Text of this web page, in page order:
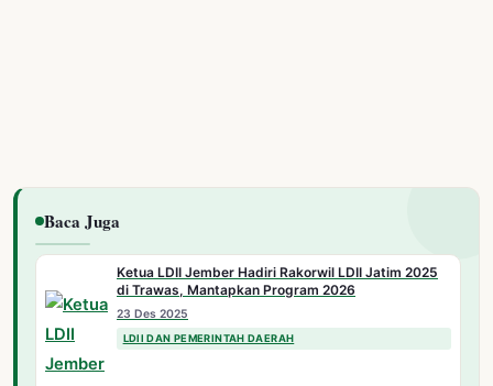
Baca Juga
Ketua LDII Jember Hadiri Rakorwil LDII Jatim 2025
di Trawas, Mantapkan Program 2026
23 Des 2025
LDII DAN PEMERINTAH DAERAH